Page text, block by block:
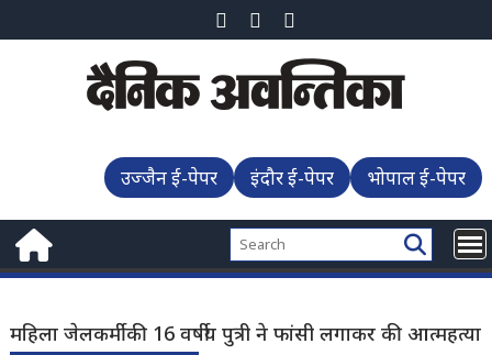
to
उज्जैन ई-पेपर इंदौर ई-पेपर भोपाल ई-पेपर
महिला जेलकर्मी की 16 वर्षीय पुत्री ने फांसी लगाकर की आत्महत्या